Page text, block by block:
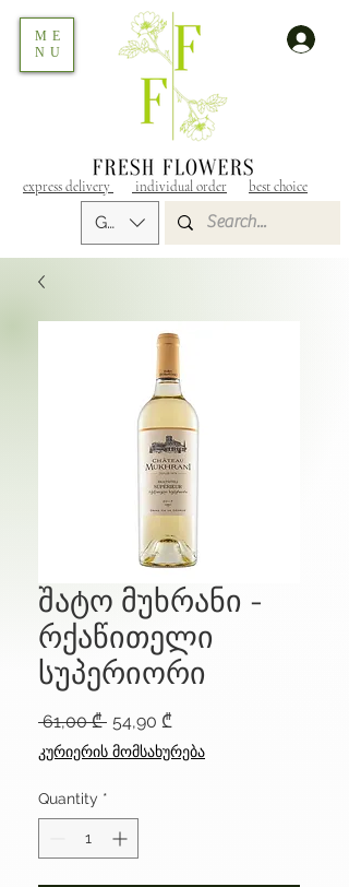
GEL (GEL)
express delivery individual order best choice
ME
NU
შატო მუხრანი -
რქაწითელი
სუპერიორი
61,00 ₾ Regular
Price
54,90 ₾
Price
კურიერის მომსახურება
Quantity *